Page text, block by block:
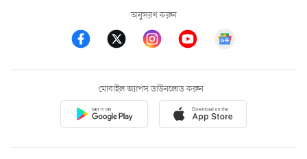
অনুসরণ করুন
মোবাইল অ্যাপস ডাউনলোড করুন